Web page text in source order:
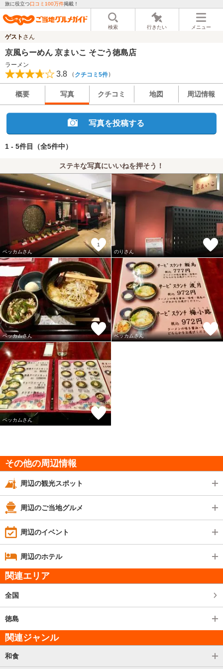
旅に役立つ口コミ100万件掲載！
検索 行きたい メニュー
ゲスト さん
京風らーめん 京まいこ そごう徳島店
ラーメン
3.8 （ クチコミ5件）
概要 写真 クチコミ 地図 周辺情報
写真を投稿する
1 - 5件目 （全5件中）
ステキな写真にいいねを押そう！
ベッカムさん
1
のりさん
ベッカムさん ベッカムさん
ベッカムさん
その他の周辺情報
周辺の観光スポット
周辺のご当地グルメ
周辺のイベント
周辺のホテル
関連エリア
全国
徳島
関連ジャンル
和食